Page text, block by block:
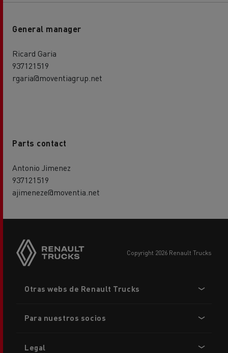
General manager
Ricard Garia
937121519
rgaria@moventiagrup.net
Parts contact
Antonio Jimenez
937121519
ajimeneze@moventia.net
copyright 2026 Renault Trucks
menu
Otras webs de Renault Trucks
Para nuestros socios
Legal